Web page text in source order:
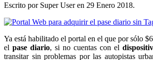
Escrito por Super User en 29 Enero 2018.
Ya está habilitado el portal en el que por sólo
el pase diario, si no cuentas con el
transitar sin problemas por las autopistas